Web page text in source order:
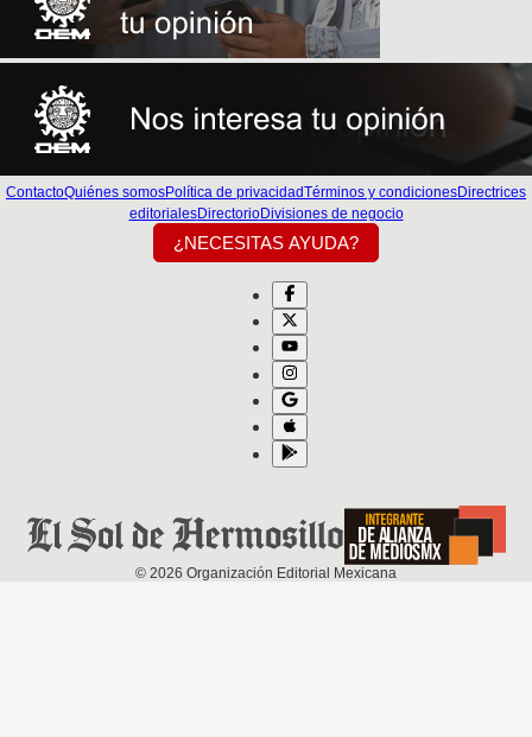
ContactoQuiénes somosPolítica de privacidadTérminos y condicionesDirectrices
editorialesDirectorioDivisiones de negocio
¿NECESITAS AYUDA?
© 2026 Organización Editorial Mexicana